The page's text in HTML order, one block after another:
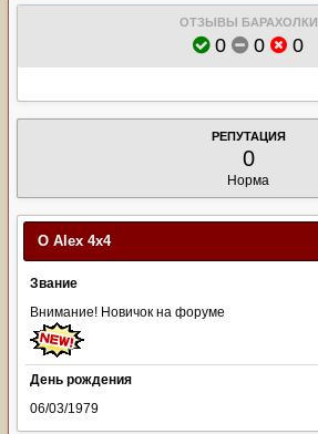
ОТЗЫВЫ БАРАХОЛКИ
0 0 0
РЕПУТАЦИЯ
0
Норма
О Alex 4x4
Звание
Внимание! Новичок на форуме
День рождения
06/03/1979